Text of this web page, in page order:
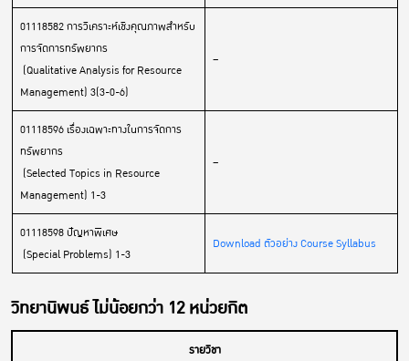
01118582 การวิเคราะห์เชิงคุณภาพสำหรับ
การจัดการทรัพยากร
(Qualitative Analysis for Resource
Management) 3(3-0-6)
–
01118596 เรื่องเฉพาะทางในการจัดการ
ทรัพยากร
(Selected Topics in Resource
Management) 1-3
–
01118598 ปัญหาพิเศษ
(Special Problems) 1-3
Download ตัวอย่าง Course Syllabus
วิทยานิพนธ์ ไม่น้อยกว่า 12 หน่วยกิต
รายวิชา